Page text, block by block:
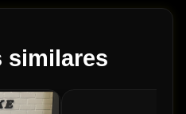
similares